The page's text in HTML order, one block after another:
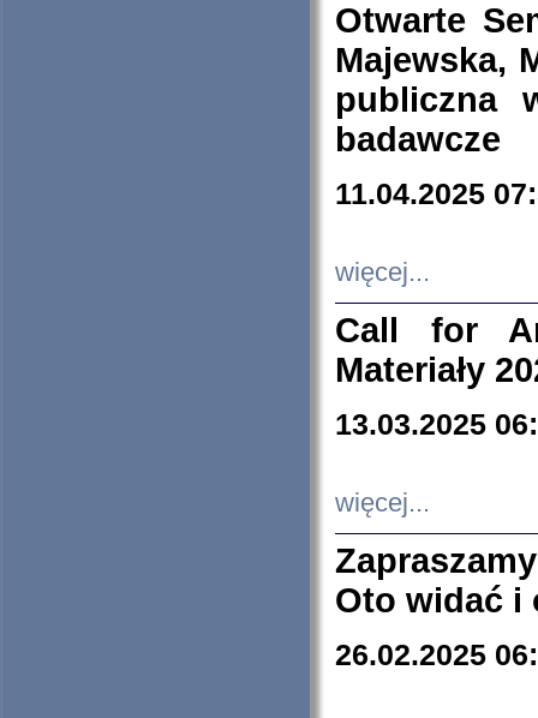
Otwarte
Majewska,
publiczna
badawcze
11.04.2025
więcej...
Call for
Materiały
13.03.2025
więcej...
Oto widać i
26.02.2025